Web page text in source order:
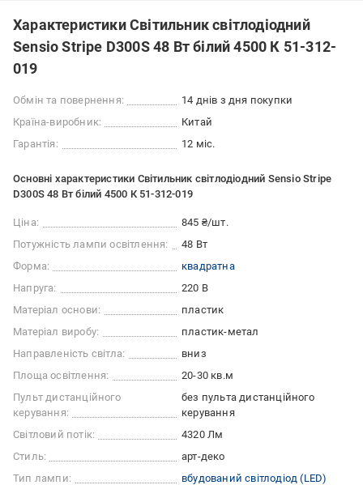
Характеристики Світильник світлодіодний
Sensio Stripe D300S 48 Вт білий 4500 К 51-312-
019
Обмін та повернення:
14 днів з дня покупки
Країна-виробник:
Китай
Гарантія:
12 міс.
Основні характеристики Світильник світлодіодний Sensio Stripe
D300S 48 Вт білий 4500 К 51-312-019
Ціна:
845 ₴/шт.
Потужність лампи освітлення:
48 Вт
Форма:
квадратна
Напруга:
220 В
Матеріал основи:
пластик
Матеріал виробу:
пластик-метал
Направленість світла:
вниз
Площа освітлення:
20-30 кв.м
Пульт дистанційного
керування:
без пульта дистанційного
керування
Світловий потік:
4320 Лм
Стиль:
арт-деко
Тип лампи:
вбудований світлодіод (LED)